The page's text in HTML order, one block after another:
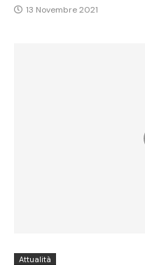
13 Novembre 2021
Attualità